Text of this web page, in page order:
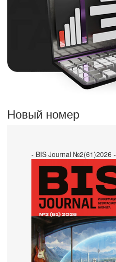
Новый номер
- BIS Journal №2(61)2026 -